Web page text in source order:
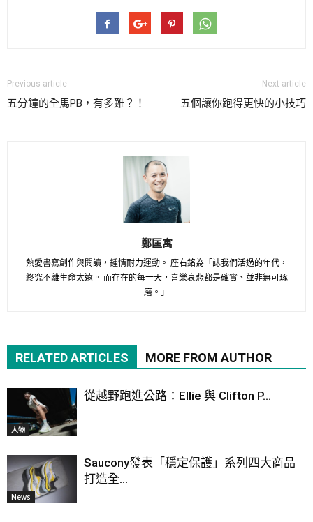
Previous article
五分鐘的全馬PB，有多難？！
Next article
五個讓你跑得更快的小技巧
鄭匡寓
熱愛書寫創作與閱讀，鍾情耐力運動。 座右銘為「誌我們活過的年代，
終究不離生命太遠。 而存在的每一天，喜樂哀悲都是確實、並非無可琢
磨。」
RELATED ARTICLES MORE FROM AUTHOR
人物
從越野跑進公路：Ellie 與 Clifton P...
News
Saucony發表「穩定保護」系列四大商品
打造全...